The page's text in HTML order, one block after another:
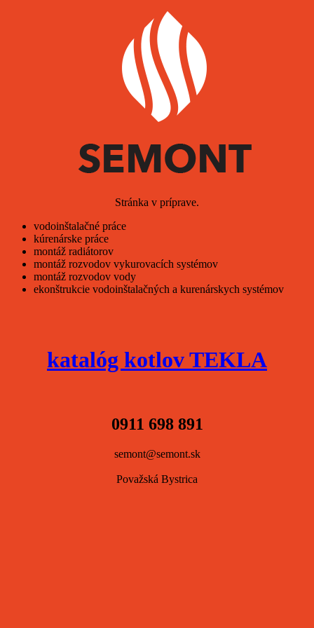
Stránka v príprave.
vodoinštalačné práce
kúrenárske práce
montáž radiátorov
montáž rozvodov vykurovacích systémov
montáž rozvodov vody
ekonštrukcie vodoinštalačných a kurenárskych systémov
katalóg kotlov TEKLA
0911 698 891
semont@semont.sk
Považská Bystrica